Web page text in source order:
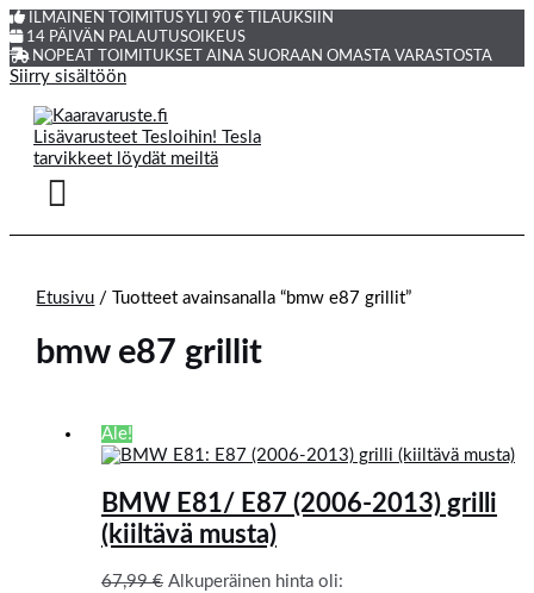
ILMAINEN TOIMITUS YLI 90 € TILAUKSIIN
14 PÄIVÄN PALAUTUSOIKEUS
NOPEAT TOIMITUKSET AINA SUORAAN OMASTA VARASTOSTA
Siirry sisältöön
Etusivu / Tuotteet avainsanalla “bmw e87 grillit”
bmw e87 grillit
Ale!
BMW E81/ E87 (2006-2013) grilli
(kiiltävä musta)
67,99€ Alkuperäinen hinta oli: